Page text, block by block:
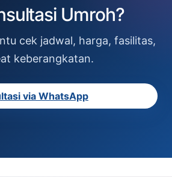
Umroh?
cek jadwal, harga, fasilitas,
keberangkatan.
via WhatsApp